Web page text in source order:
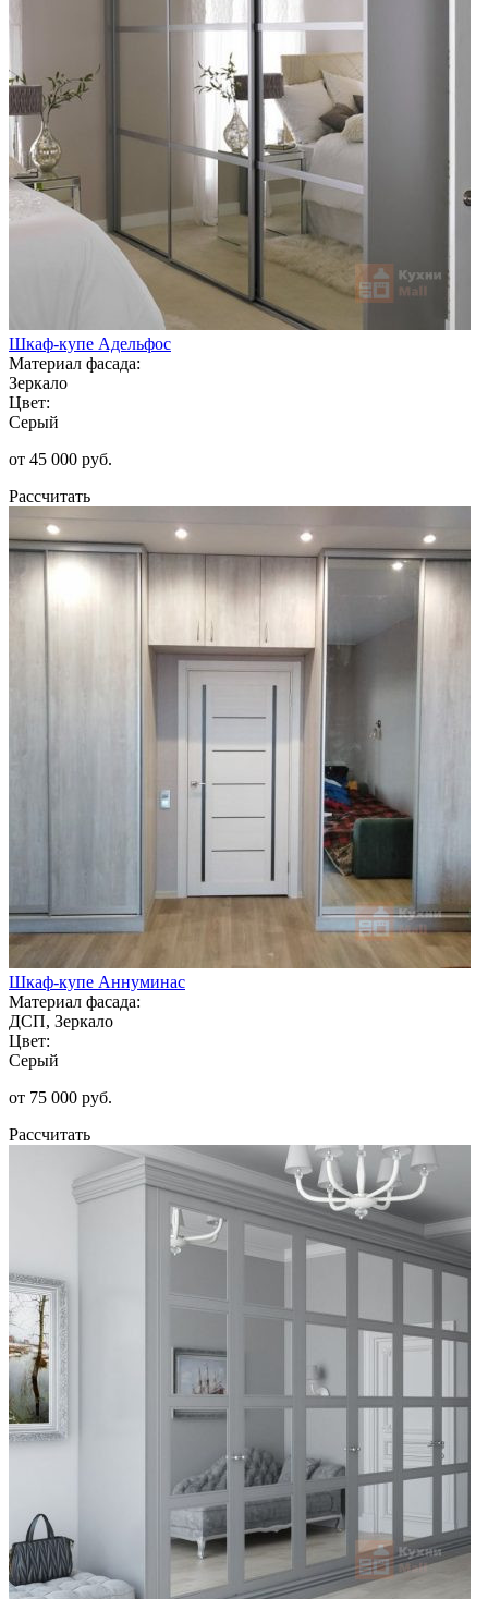
Шкаф-купе Адельфос
Материал фасада:
Зеркало
Цвет:
Серый
от 45 000 руб.
Рассчитать
Шкаф-купе Аннуминас
Материал фасада:
ДСП, Зеркало
Цвет:
Серый
от 75 000 руб.
Рассчитать